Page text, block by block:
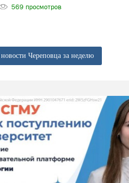
569 просмотров
Череповца за неделю